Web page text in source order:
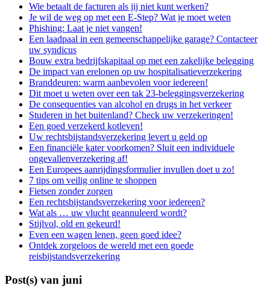
Wie betaalt de facturen als jij niet kunt werken?
Je wil de weg op met een E-Step? Wat je moet weten
Phishing: Laat je niet vangen!
Een laadpaal in een gemeenschappelijke garage? Contacteer
uw syndicus
Bouw extra bedrijfskapitaal op met een zakelijke belegging
De impact van erelonen op uw hospitalisatieverzekering
Branddeuren: warm aanbevolen voor iedereen!
Dit moet u weten over een tak 23-beleggingsverzekering
De consequenties van alcohol en drugs in het verkeer
Studeren in het buitenland? Check uw verzekeringen!
Een goed verzekerd kotleven!
Uw rechtsbijstandsverzekering levert u geld op
Een financiële kater voorkomen? Sluit een individuele
ongevallenverzekering af!
Een Europees aanrijdingsformulier invullen doet u zo!
7 tips om veilig online te shoppen
Fietsen zonder zorgen
Een rechtsbijstandsverzekering voor iedereen?
Wat als … uw vlucht geannuleerd wordt?
Stijlvol, old en gekeurd!
Even een wagen lenen, geen goed idee?
Ontdek zorgeloos de wereld met een goede
reisbijstandsverzekering
Post(s) van juni